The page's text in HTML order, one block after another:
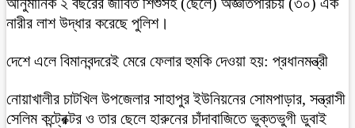
নারীর লাশ উদ্ধার করেছে পুলিশ।
দেশে এলে বিমানবন্দরেই মেরে ফেলার হুমকি দেওয়া হয়: প্রধানমন্ত্রী
নোয়াখালীর চাটখিল উপজেলার সাহাপুর ইউনিয়নের সোমপাড়ার, সন্ত্রাসী
সেলিম কন্ট্রেক্টর ও তার ছেলে হারুনের চাঁদাবাজিতে ভুক্তভুগী ডুবাই